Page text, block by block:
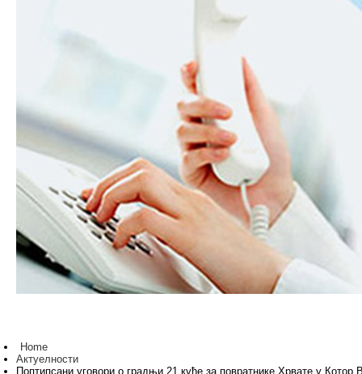
Home
Актуелности
Поптипсани уговори о градњи 21 куће за повратнике Хрвате у Котор